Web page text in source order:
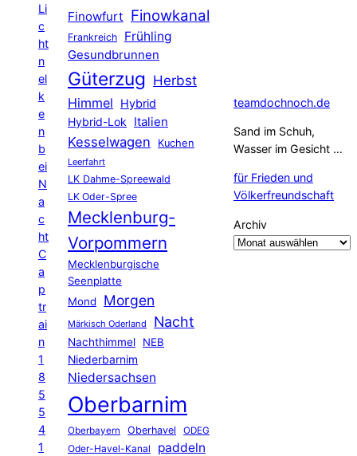
Li
c
ht
n
el
k
e
n
b
ei
N
a
c
ht
C
a
p
tr
ai
n
1
8
5
5
4
1
Finowfurt Finowkanal
Frankreich Frühling
Gesundbrunnen
Güterzug Herbst
Himmel
Hybrid
Hybrid-Lok Italien
Kesselwagen Kuchen
Leerfahrt
LK Dahme-Spreewald
LK Oder-Spree
Mecklenburg-
Vorpommern
Mecklenburgische
Seenplatte
Mond
Morgen
Märkisch Oderland Nacht
Nachthimmel
NEB
Niederbarnim
Niedersachsen
Oberbarnim
Oberbayern Oberhavel ODEG
Oder-Havel-Kanal paddeln
teamdochnoch.de
Sand im Schuh,
Wasser im Gesicht …
für Frieden und
Völkerfreundschaft
Archiv